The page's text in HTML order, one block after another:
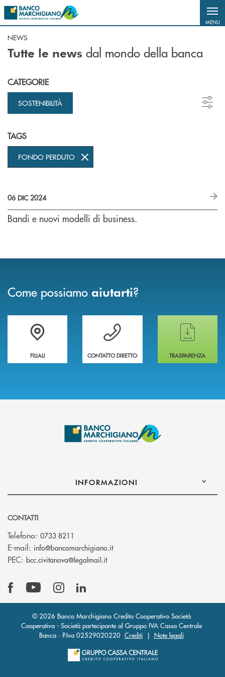
Salta al contenuto principale
MENU
NEWS
Tutte le news dal mondo della banca
CATEGORIE
SOSTENIBILITÀ
TAGS
FONDO PERDUTO
06 DIC 2024
Bandi e nuovi modelli di business.
Come possiamo aiutarti?
Trova la filiale più vicina a te
FILIALI
Hai bisogno di assistenza immediata ?
CONTATTO DIRETTO
Hai bisogno di
TRASPARENZA
INFORMAZIONI
CONTATTI
Telefono: 0733 8211
E-mail: info@bancomarchigiano.it(si apre l’app di posta
PEC: bcc.civitanova@legalmail.it(si apre l’app di posta elettronica)
© 2026 Banco Marchigiano Credito Cooperativo Società
Cooperativa - Società partecipante al Gruppo IVA Cassa Centrale
Banca · P.Iva 02529020220 Crediti| Note legali